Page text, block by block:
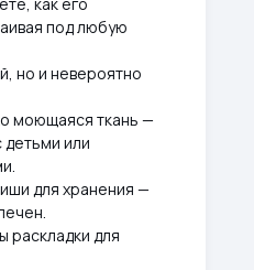
под любую
но и невероятно
моющаяся ткань —
или
для хранения —
раскладки для